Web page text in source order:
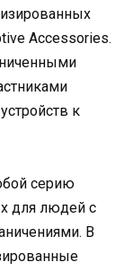
Accessories.
к
серию
для людей с
В